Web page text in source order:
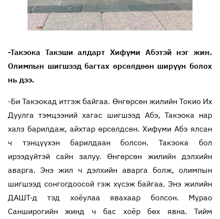
-Такэока Такэши алдарт Хифүми Абэтэй нэг жин.
Олимпын шигшээд багтах өрсөлдөөн ширүүн болох
нь дээ.
-Би Такэокад итгэж байгаа. Өнгөрсөн жилийн Токио Их
Дуулга тэмцээний хагас шигшээд Абэ, Такэока нар
халз барилдаж, айхтар өрсөлдсөн. Хифүми Абэ ялсан
ч тэнцүүхэн барилдаан болсон. Такэока бол
ирээдүйтэй сайн залуу. Өнгөрсөн жилийн дэлхийн
аварга. Энэ жил ч дэлхийн аварга болж, олимпын
шигшээд сонгогдоосой гэж хүсэж байгаа. Энэ жилийн
ДАШТ-д тэд хоёулаа явахаар болсон. Мүрао
Санширогийн жинд ч бас хоёр бөх явна. Тийм